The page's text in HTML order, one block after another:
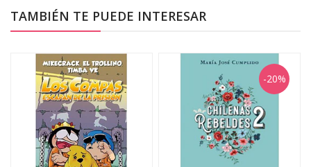
TAMBIÉN TE PUEDE INTERESAR
-20%